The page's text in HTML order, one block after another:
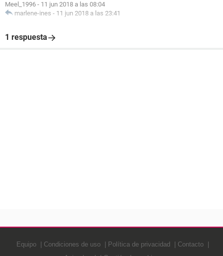
Meel_1996 - 11 jun 2018 a las 08:04
marlene-ines - 11 jun 2018 a las 23:41
1 respuesta
Equipo Condiciones de uso Política de privacidad
Contacto